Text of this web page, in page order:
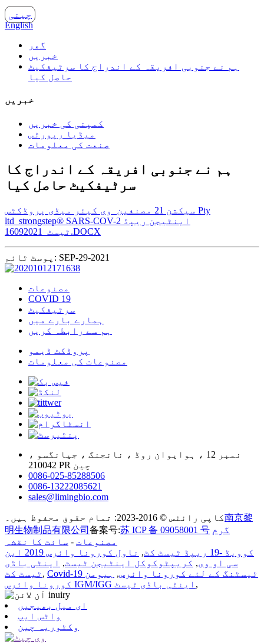
چینی
English
گھر
خبریں
ہم نے جنوبی افریقہ کے اندراج کا سرٹیفکیٹ
حاصل کیا
خبریں
کمپنی کی خبریں
میڈیا رپورٹس
صنعت کی معلومات
ہم نے جنوبی افریقہ کے اندراج کا
سرٹیفکیٹ حاصل کیا
سیکشن 21 مصنفین_وی کیئر میڈی پروڈکٹس Pty
ltd_strongstep® SARS-COV-2 اینٹیجن ریپڈ
ٹیسٹ_16092021.DOCX
پوسٹ ٹائم: SEP-29-2021
مصنوعات
COVID 19
سرٹیفکیٹ
ہمارے بارے میں
ہم سے رابطہ کریں
پروڈکٹ ڈیمو
مصنوعات کی معلومات
نمبر 12 ، ہوایوان روڈ ، نانجنگ ، جیانگسو ،
210042 PR چین
0086-025-85288506
0086-13222085621
sales@limingbio.com
کاپی رائٹس © 2016-2023: تمام حقوق محفوظ ہیں۔南京黎
明生物制品有限公司 备案号:苏 ICP 备 09058001 号 گرم
مصنوعات - سائٹ کا نقشہ
کوویڈ -19 ریپڈ ٹیسٹ کٹ
,
ناول کورونا وائرس 2019 این
سی او وی, کریپٹوکوکل اینٹیجن ٹیسٹ, اینٹی باڈی
ٹیسٹ کٹ , Covid-19 ٹیسٹنگ کے لئے کورونا وائرس, ہیومن
کورونا وائرس IGM/IGG اینٹی باڈی ٹیسٹ ,
ای میل بھیجیں
واٹس ایپ
وکٹوریہ چین